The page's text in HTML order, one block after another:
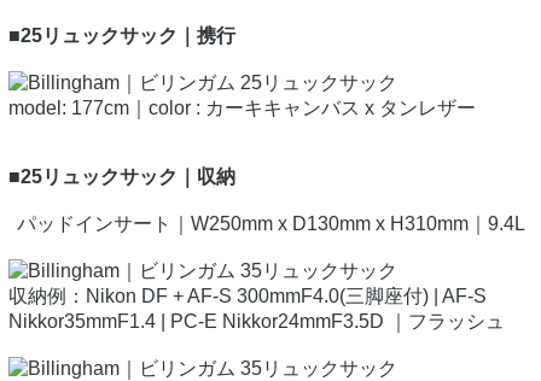
■25リュックサック｜携行
model: 177cm｜color : カーキキャンバス x タンレザー
■25リュックサック｜収納
パッドインサート｜W250mm x D130mm x H310mm｜9.4L
収納例：Nikon DF + AF-S 300mmF4.0(三脚座付) | AF-S
Nikkor35mmF1.4 | PC-E Nikkor24mmF3.5D ｜フラッシュ